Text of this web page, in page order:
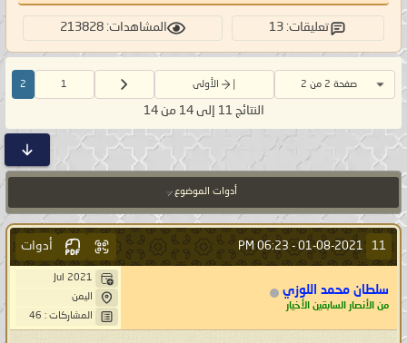
تعليقات: 13 المشاهدات: 213828
صفحة 2 من 2 الأولى 1
2
النتائج 11 إلى 14 من 14
أدوات الموضوع
11
01-08-2021 -
06:23 PM أدوات
سلطان محمد اللوزي
من الأنصار السابقين الأخيار
Jul 2021
اليمن
المشاركات : 46